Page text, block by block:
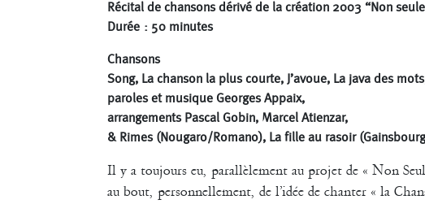
Récital de chansons dérivé de la création 2003 “Non
Durée : 50 minutes
Chansons
Song, La chanson la plus courte, J’avoue, La java des
paroles et musique Georges Appaix,
arrangements Pascal Gobin, Marcel Atienzar,
& Rimes (Nougaro/Romano), La fille au rasoir
Il y a toujours eu, parallèlement au projet de « Non
au bout, personnellement, de l’idée de chanter « la